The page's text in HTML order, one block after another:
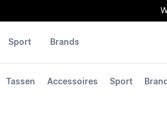
Tassen Accessoires Sport
Sport Brands